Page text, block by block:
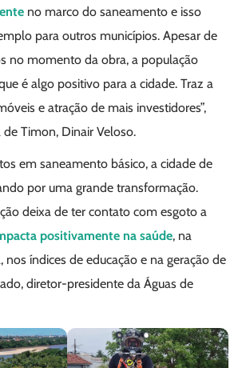
no marco do saneamento e isso
para outros municípios. Apesar de
no momento da obra, a população
é algo positivo para a cidade. Traz a
e atração de mais investidores”,
Timon, Dinair Veloso.
em saneamento básico, a cidade de
por uma grande transformação.
deixa de ter contato com esgoto a
positivamente na saúde, na
nos índices de educação e na geração de
diretor-presidente da Águas de